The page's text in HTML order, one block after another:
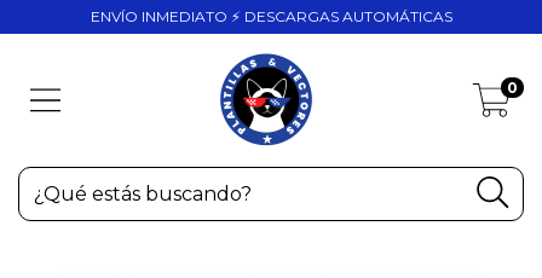
ENVÍO INMEDIATO ⚡ DESCARGAS AUTOMÁTICAS
0